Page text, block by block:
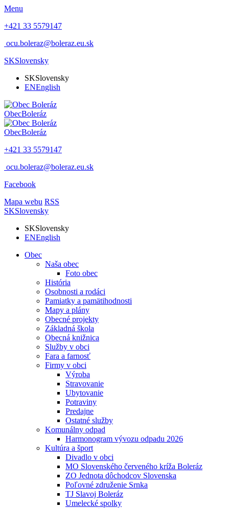
Menu
+421 33 5579147
ocu.boleraz@boleraz.eu.sk
SKSlovensky
SKSlovensky
ENEnglish
ObecBoleráz
ObecBoleráz
+421 33 5579147
ocu.boleraz@boleraz.eu.sk
Facebook
Mapa webu RSS
SKSlovensky
SKSlovensky
ENEnglish
Obec
Naša obec
Foto obec
História
Osobnosti a rodáci
Pamiatky a pamätihodnosti
Mapy a plány
Obecné projekty
Základná škola
Obecná knižnica
Služby v obci
Fara a farnosť
Firmy v obci
Výroba
Stravovanie
Ubytovanie
Potraviny
Predajne
Ostatné služby
Komunálny odpad
Harmonogram vývozu odpadu 2026
Kultúra a šport
Divadlo v obci
MO Slovenského červeného kríža Boleráz
ZO Jednota dôchodcov Slovenska
Poľovné združenie Srnka
TJ Slavoj Boleráz
Umelecké spolky